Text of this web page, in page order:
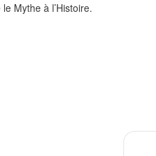
Mythe à l’Histoire.